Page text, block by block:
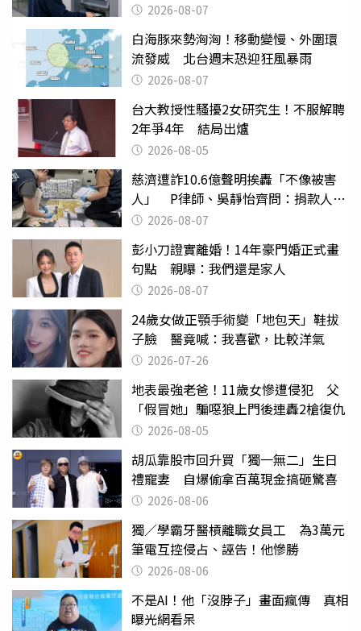
2026-08-07
白海豚來勢洶洶！移動變慢、外圍環
流發威 北台週末恐迎狂風暴雨
2026-08-07
台大教授性騷擾2女研究生！不服解聘
2年爭4年 結局出爐
2026-08-05
慈濟遭詐10.6億聲明挨轟「不像被害
人」 P律師、吳靜怡齊問：捐款人有
權知道真相
2026-08-07
彭小刀證實離婚！14年豪門婚正式畫
句點 親曝：我們還是家人
2026-08-07
24歲女做正顎手術變「地包天」鞋拔
子臉 醫竟喊：我喜歡，比較洋氣
2026-07-26
地表最強老爸！11歲女慘遭侵犯 父
「假冒她」騙噁狼上門後連轟2槍復仇
2026-08-05
胡瓜靠股市回升買「獨一無二」生日
禮寵妻 自爆偷拿百萬現金搞砸驚喜
2026-08-06
獨／學霸牙醫槓離職女員工 為3萬元
筆電互控侵占、誣告！他慘勝
2026-08-06
不是AI！他「沒脖子」畫面瘋傳 真相
曝光網看呆